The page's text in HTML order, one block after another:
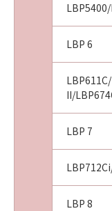
関また団体
府エンドユ
用されます：
item," as
2.101 (Oct
computer
computer
terms are
Consistent
227.7202-1
all U.S.
the
LBP 6
II/
LBP 7
LBP 8